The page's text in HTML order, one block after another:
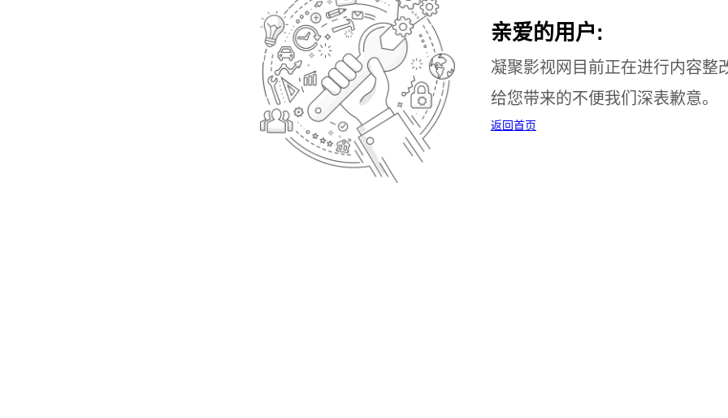
亲爱的用户:
凝聚影视网目前正在进行内容整
给您带来的不便我们深表歉意。
返回首页